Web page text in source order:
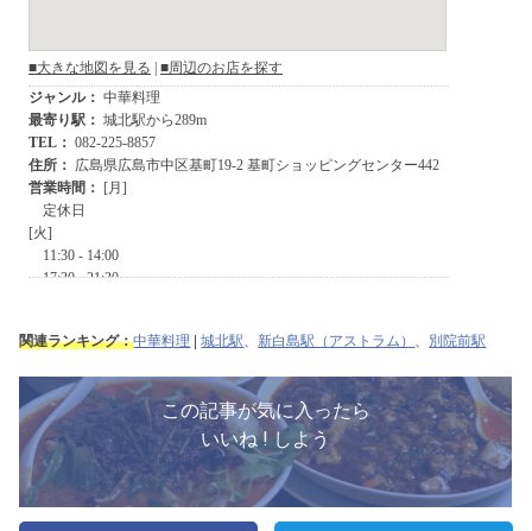
関連ランキング：中華料理 |城北駅、 新白島駅（アストラム） 、 別院前駅
この記事が気に入ったら
いいね ! しよう